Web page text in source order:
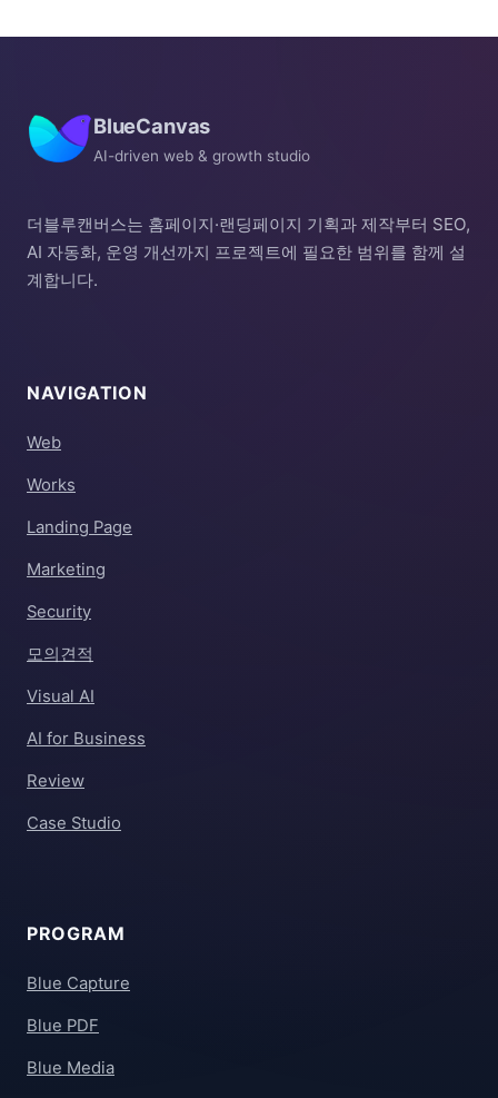
BlueCanvas
AI-driven web & growth studio
더블루캔버스는 홈페이지·랜딩페이지 기획과 제작부터 SEO,
AI 자동화, 운영 개선까지 프로젝트에 필요한 범위를 함께 설
계합니다.
NAVIGATION
Web
Works
Landing Page
Marketing
Security
모의견적
Visual AI
AI for Business
Review
Case Studio
PROGRAM
Blue Capture
Blue PDF
Blue Media